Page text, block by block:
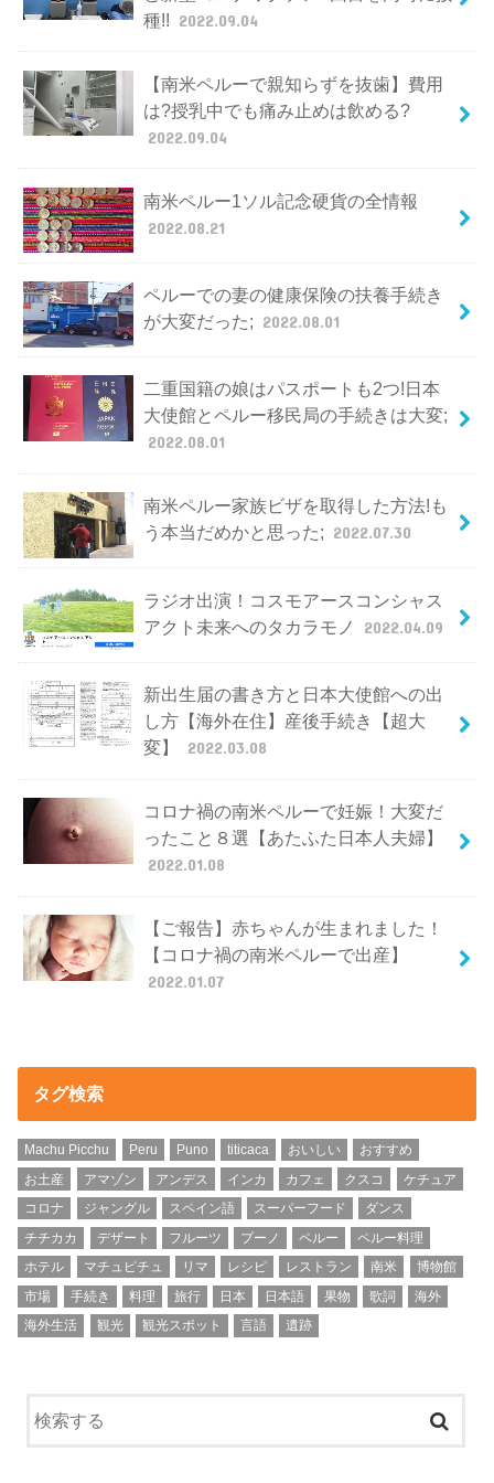
種!! 2022.09.04
【南米ペルーで親知らずを抜歯】費用
は?授乳中でも痛み止めは飲める?
2022.09.04
南米ペルー1ソル記念硬貨の全情報
2022.08.21
ペルーでの妻の健康保険の扶養手続き
が大変だった; 2022.08.01
二重国籍の娘はパスポートも2つ!日本
大使館とペルー移民局の手続きは大変;
2022.08.01
南米ペルー家族ビザを取得した方法!も
う本当だめかと思った; 2022.07.30
ラジオ出演！コスモアースコンシャス
アクト未来へのタカラモノ
2022.04.09
新出生届の書き方と日本大使館への出
し方【海外在住】産後手続き【超大
変】
2022.03.08
コロナ禍の南米ペルーで妊娠！大変だ
ったこと８選【あたふた日本人夫婦】
2022.01.08
【ご報告】赤ちゃんが生まれました！
【コロナ禍の南米ペルーで出産】
2022.01.07
タグ検索
Machu Picchu Peru Puno titicaca おいしい
おすすめ
お土産
アマゾン アンデス インカ カフェ クスコ
ケチュア
コロナ
ジャングル スペイン語 スーパーフード
ダンス
チチカカ
デザート フルーツ プーノ ペルー
ペルー料理
ホテル
マチュピチュ リマ レシピ レストラン 南米
博物館
市場
手続き 料理 旅行 日本 日本語 果物 歌詞
海外
海外生活
観光 観光スポット 言語 遺跡